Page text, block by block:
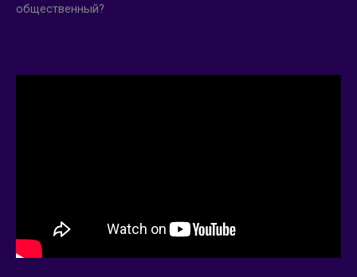
общественный?